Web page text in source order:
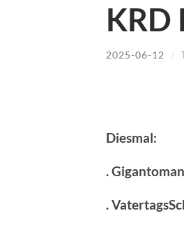
KRD
2025-06-12 /
Diesmal:
.
.